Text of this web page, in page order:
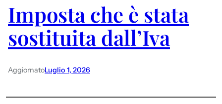
Imposta che è stata
sostituita dall’Iva
AggiornatoLuglio 1, 2026